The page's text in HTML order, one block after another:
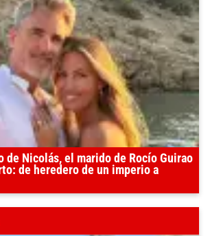
de Nicolás, el marido de Rocío Guirao
de heredero de un imperio a